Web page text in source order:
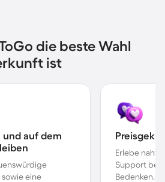
die beste Wahl
ist
und auf dem
eine
Erlebe
Support bei
Bedenken.